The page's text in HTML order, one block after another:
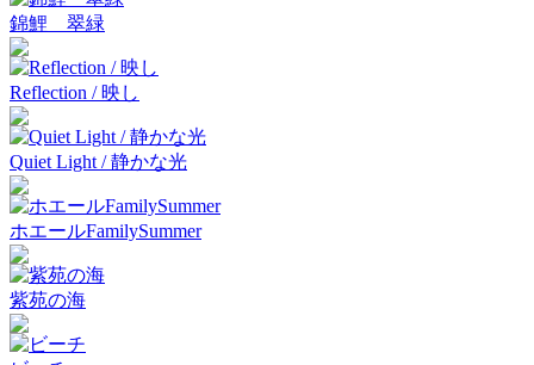
錦鯉 翠緑
Reflection / 映し
Quiet Light / 静かな光
ホエールFamilySummer
紫苑の海